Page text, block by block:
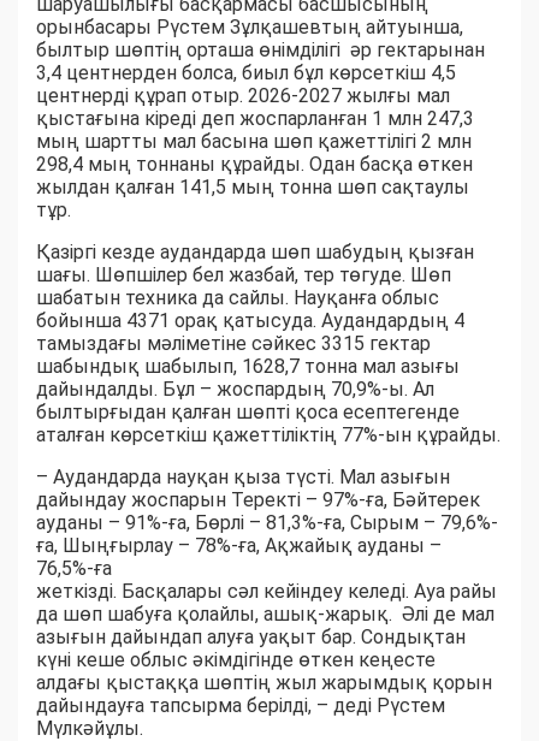
орынбасары Рүстем Зұлқашевтың айтуынша,
былтыр шөптің орташа өнімділігі әр гектарынан
3,4 центнерден болса, биыл бұл көрсеткіш 4,5
центнерді құрап отыр. 2026-2027 жылғы мал
қыстағына кіреді деп жоспарланған 1 млн 247,3
мың шартты мал басына шөп қажеттілігі 2 млн
298,4 мың тоннаны құрайды. Одан басқа өткен
жылдан қалған 141,5 мың тонна шөп сақтаулы
тұр.
Қазіргі кезде аудандарда шөп шабудың қызған
шағы. Шөпшілер бел жазбай, тер төгуде. Шөп
шабатын техника да сайлы. Науқанға облыс
бойынша 4371 орақ қатысуда. Аудандардың 4
тамыздағы мәліметіне сәйкес 3315 гектар
шабындық шабылып, 1628,7 тонна мал азығы
дайындалды. Бұл – жоспардың 70,9%-ы. Ал
былтырғыдан қалған шөпті қоса есептегенде
аталған көрсеткіш қажеттіліктің 77%-ын құрайды.
– Аудандарда науқан қыза түсті. Мал азығын
дайындау жоспарын Теректі – 97%-ға, Бәйтерек
ауданы – 91%-ға, Бөрлі – 81,3%-ға, Сырым – 79,6%-
ға, Шыңғырлау – 78%-ға, Ақжайық ауданы –
76,5%-ға
жеткізді. Басқалары сәл кейіндеу келеді. Ауа райы
да шөп шабуға қолайлы, ашық-жарық. Әлі де мал
азығын дайындап алуға уақыт бар. Сондықтан
күні кеше облыс әкімдігінде өткен кеңесте
алдағы қыстаққа шөптің жыл жарымдық қорын
дайындауға тапсырма берілді, – деді Рүстем
Мүлкәйұлы.